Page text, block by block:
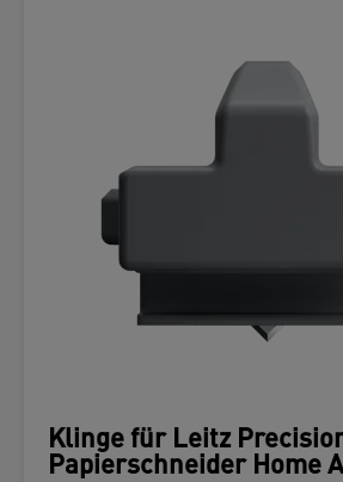
Klinge für Leitz
Papierschneider Home